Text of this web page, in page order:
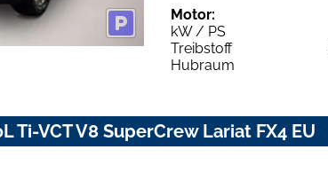
Motor:
kW / PS
Treibstoff
Hubraum
Ti-VCT V8 SuperCrew Lariat FX4 EU